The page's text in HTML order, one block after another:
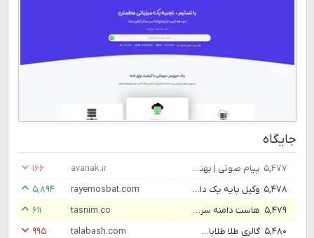
جایگاه
۵,۴۷۷ پیام صوتی | بهترین اپراتور ارسال پیام صوتی - آوانک avanak.ir
۱۶۶
۵,۴۷۸
وکیل پایه یک دادگستری در تهران | 02178351 | موسسه حقوقی رای مثبت rayemosbat.com
۵,۸۹۴
۵,۴۷۹
هاست دامنه سرور مجازی هاست وردپرس سرور اختصاصی | تسنیم tasnim.co
۶۱۱
۵,۴۸۰
گالری طلا طلاباش – بزرگترین بازار آنلاین خرید و فروش زیورآلات در ایران talabash.com
۹۹۵